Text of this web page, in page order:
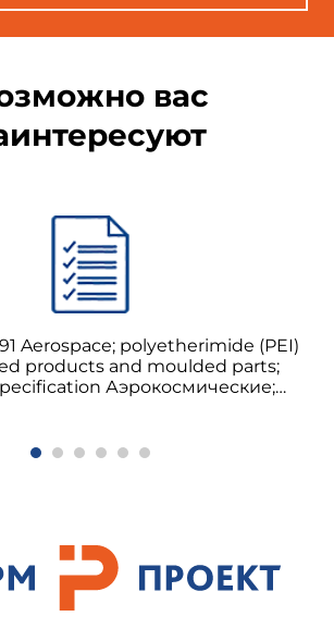
вас
Aerospace; polyetherimide (PEI)
products and moulded parts;
Аэрокосмические;